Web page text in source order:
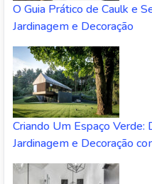
O Guia Prático de Caulk e
Jardinagem e Decoração
Criando Um Espaço Verde:
Jardinagem e Decoração